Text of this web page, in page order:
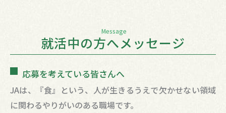
Message
就活中の方へメッセージ
応募を考えている皆さんへ
JAは、『食』という、人が生きるうえで欠かせない領域
に関わるやりがいのある職場です。